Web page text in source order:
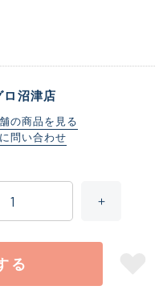
ロ沼津店
の商品を見る
問い合わせ
る